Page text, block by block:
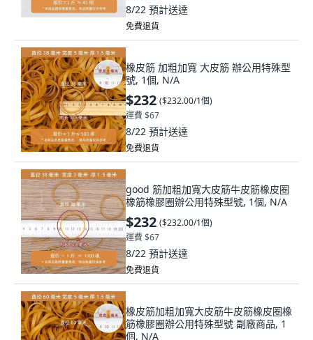
8/22 預計送達
免費退貨
橡皮筋 加粗加寬 大皮筋 辦公用特殊型
號, 1個, N/A
$232 ($232.00/1個)
運費 $67
8/22 預計送達
免費退貨
good 筋加粗加寬大皮筋牛皮筋橡皮圈
橡筋橡膠圈辦公用特殊型號, 1個, N/A
$232 ($232.00/1個)
運費 $67
8/22 預計送達
免費退貨
橡皮筋加粗加寬大皮筋牛皮筋橡皮圈橡
筋橡膠圈辦公用特殊型號 副廠商品, 1
個, N/A